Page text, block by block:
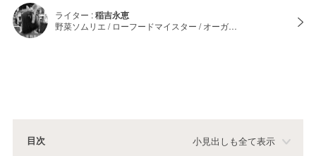
ライター :稲吉永恵
野菜ソムリエ / ローフードマイスター / オーガ…
目次 小見出しも全て表示